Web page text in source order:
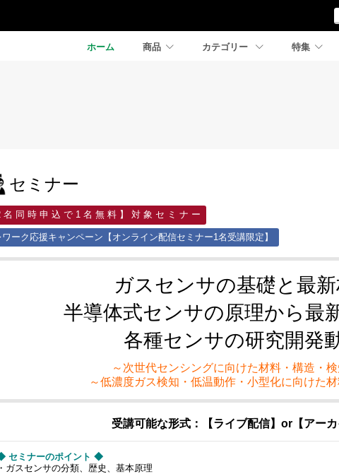
ホーム 商品 カテゴリー 特集
セミナー
名 同 時 申 込 で 1 名 無 料 】 対 象 セ ミ ナ ー
ワーク応援キャンペーン【オンライン配信セミナー1名受講限定】
ガスセンサの基礎と最
半導体式センサの原理から最
各種センサの研究開発
～次世代センシングに向けた材料・構造・
～低濃度ガス検知・低温動作・小型化に向けた
受講可能な形式：【ライブ配信】or【アー
ミナーのポイント ◆
スセンサの分類、歴史、基本原理